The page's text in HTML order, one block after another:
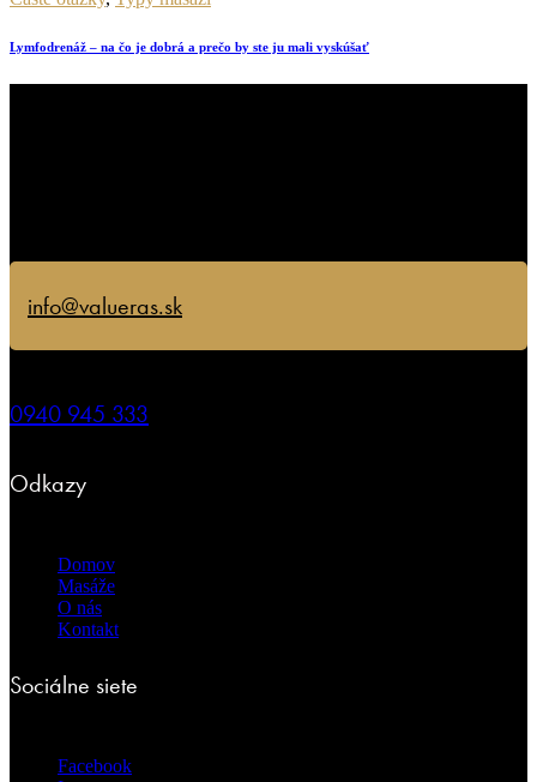
Lymfodrenáž – na čo je dobrá a prečo by ste ju mali vyskúšať
info@valueras.sk
0940 945 333
Odkazy
Domov
Masáže
O nás
Kontakt
Sociálne siete
Facebook